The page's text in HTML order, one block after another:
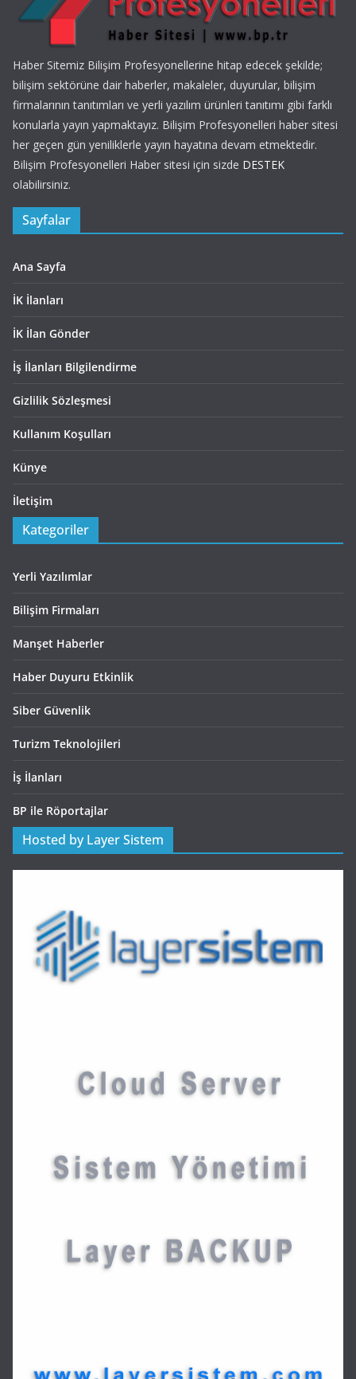
Haber Sitemiz Bilişim Profesyonellerine hitap edecek şekilde;
bilişim sektörüne dair haberler, makaleler, duyurular, bilişim
firmalarının tanıtımları ve yerli yazılım ürünleri tanıtımı gibi farklı
konularla yayın yapmaktayız. Bilişim Profesyonelleri haber sitesi
her geçen gün yeniliklerle yayın hayatına devam etmektedir.
Bilişim Profesyonelleri Haber sitesi için sizde DESTEK
olabilirsiniz.
Sayfalar
Ana Sayfa
İK İlanları
İK İlan Gönder
İş İlanları Bilgilendirme
Gizlilik Sözleşmesi
Kullanım Koşulları
Künye
İletişim
Kategoriler
Yerli Yazılımlar
Bilişim Firmaları
Manşet Haberler
Haber Duyuru Etkinlik
Siber Güvenlik
Turizm Teknolojileri
İş İlanları
BP ile Röportajlar
Hosted by Layer Sistem